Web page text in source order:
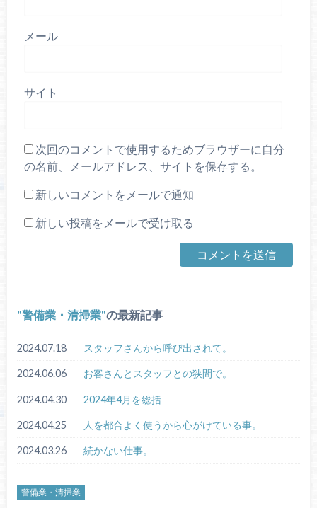
メール
サイト
次回のコメントで使用するためブラウザーに自分
の名前、メールアドレス、サイトを保存する。
新しいコメントをメールで通知
新しい投稿をメールで受け取る
警備業・清掃業 の最新記事
2024.07.18 スタッフさんから呼び出されて。
2024.06.06 お客さんとスタッフとの狭間で。
2024.04.30 2024年4月を総括
2024.04.25 人を都合よく使うから心がけている事。
2024.03.26 続かない仕事。
警備業・清掃業